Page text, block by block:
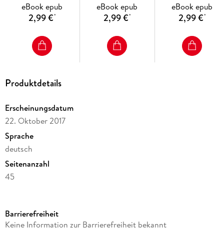
eBook epub
2,99 €*
eBook epub
2,99 €*
eBook epub
2,99 €*
Produktdetails
Erscheinungsdatum
22. Oktober 2017
Sprache
deutsch
Seitenanzahl
45
Reihe
Barrierefreiheit
Keine Information zur Barrierefreiheit bekannt